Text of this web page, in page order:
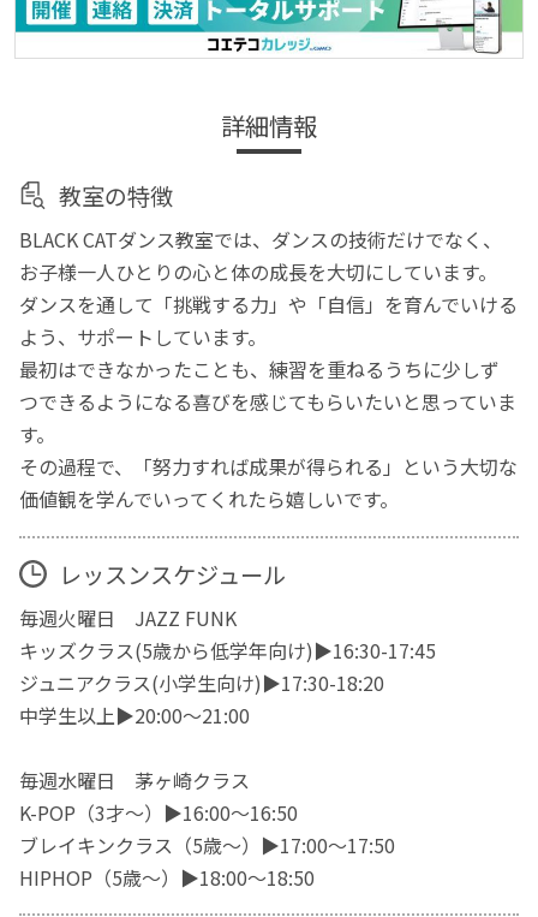
詳細情報
教室の特徴
BLACK CATダンス教室では、ダンスの技術だけでなく、
お子様一人ひとりの心と体の成長を大切にしています。
ダンスを通して「挑戦する力」や「自信」を育んでいける
よう、サポートしています。
最初はできなかったことも、練習を重ねるうちに少しず
つできるようになる喜びを感じてもらいたいと思っていま
す。
その過程で、「努力すれば成果が得られる」という大切な
価値観を学んでいってくれたら嬉しいです。
レッスンスケジュール
毎週火曜日 JAZZ FUNK
キッズクラス(5歳から低学年向け)▶16:30-17:45
ジュニアクラス(小学生向け)▶17:30-18:20
中学生以上▶︎20:00〜21:00
毎週水曜日 茅ヶ崎クラス
K-POP（3才〜）▶︎16:00〜16:50
ブレイキンクラス（5歳〜）▶︎17:00〜17:50
HIPHOP（5歳〜）▶︎18:00〜18:50